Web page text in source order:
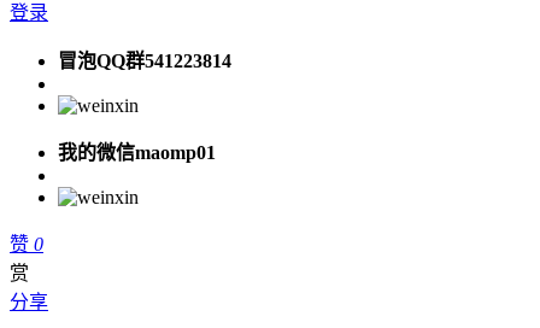
登录
冒泡QQ群541223814
我的微信maomp01
赞 0
赏
分享